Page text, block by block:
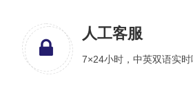
人工客服
7×24小时，中英双语实时